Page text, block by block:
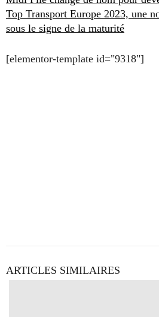
Top Transport Europe 2023, une
sous le signe de la maturité
[elementor-template id="9318"]
ARTICLES SIMILAIRES